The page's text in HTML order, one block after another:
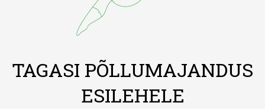
TAGASI PÕLLUMAJANDUS
ESILEHELE